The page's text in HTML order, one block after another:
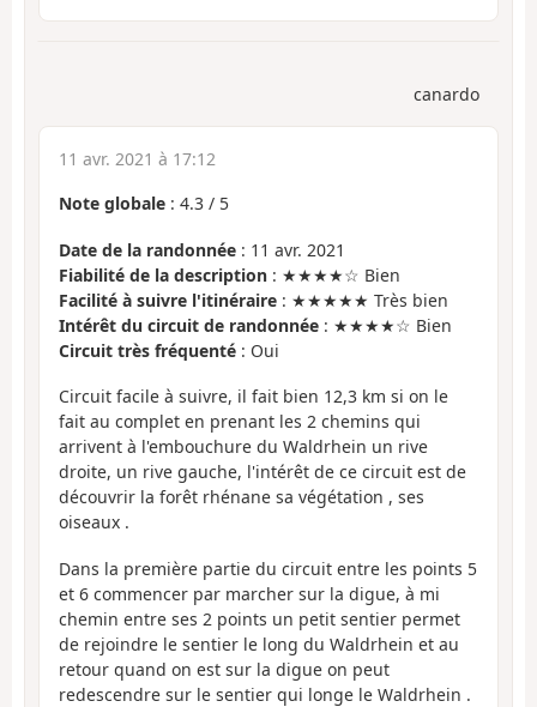
canardo
11 avr. 2021 à 17:12
Note globale : 4.3 / 5
Date de la randonnée : 11 avr. 2021
Fiabilité de la description : ★★★★☆ Bien
Facilité à suivre l'itinéraire : ★★★★★ Très bien
Intérêt du circuit de randonnée : ★★★★☆ Bien
Circuit très fréquenté : Oui
Circuit facile à suivre, il fait bien 12,3 km si on le
fait au complet en prenant les 2 chemins qui
arrivent à l'embouchure du Waldrhein un rive
droite, un rive gauche, l'intérêt de ce circuit est de
découvrir la forêt rhénane sa végétation , ses
oiseaux .
Dans la première partie du circuit entre les points 5
et 6 commencer par marcher sur la digue, à mi
chemin entre ses 2 points un petit sentier permet
de rejoindre le sentier le long du Waldrhein et au
retour quand on est sur la digue on peut
redescendre sur le sentier qui longe le Waldrhein .